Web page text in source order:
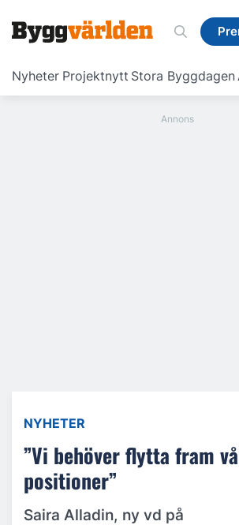
Nyheter Projektnytt Stora Byggdagen
NYHETER
”Vi behöver flytta fram
positioner”
Saira Alladin, ny vd på